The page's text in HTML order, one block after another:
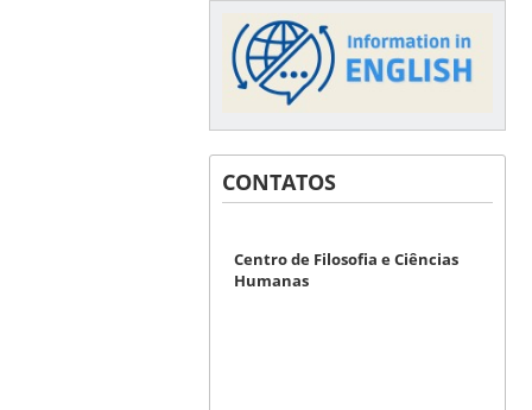
CONTATOS
Centro de Filosofia e Ciências
Humanas